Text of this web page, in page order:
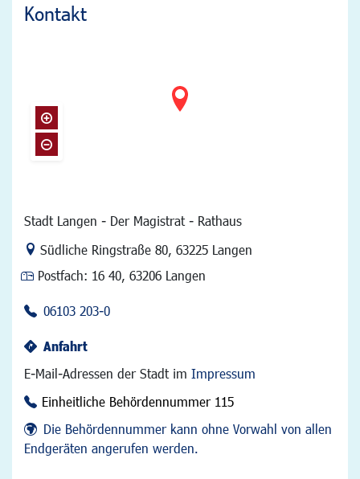
Kontakt
Stadt Langen - Der Magistrat - Rathaus
Link zur Google-Maps Navigation
Südliche Ringstraße 80, 63225 Langen
Postfach: 16 40, 63206 Langen
06103 203-0
Anfahrt
E-Mail-Adressen der Stadt im Impressum
Einheitliche Behördennummer 115
Die Behördennummer kann ohne Vorwahl von allen
Endgeräten angerufen werden.